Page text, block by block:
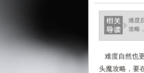
难度
攻略
难度自然也
头魔攻略，要